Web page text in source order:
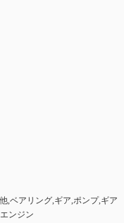
,ベアリング,ギア,ポンプ,ギア
ンジン